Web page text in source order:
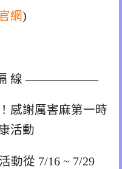
網)
線 ——————
感謝厲害麻第一時
活動
動從 7/16 ~ 7/29